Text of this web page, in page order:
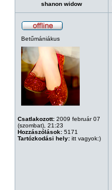
shanon widow
Betűmániákus
Csatlakozott: 2009 február 07
(szombat), 21:23
Hozzászólások: 5171
Tartózkodási hely: itt vagyok:)